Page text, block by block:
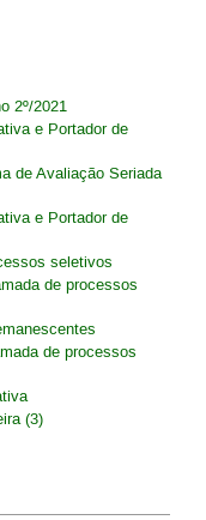
2º/2021
e Portador de
de Avaliação Seriada
e Portador de
seletivos
de processos
de processos
(3)